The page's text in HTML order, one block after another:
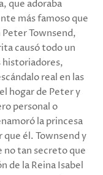
que adoraba
más famoso que
Townsend,
causó todo un
historiadores,
real en las
hogar de Peter y
personal o
la princesa
él. Townsend y
no tan secreto que
de la Reina Isabel